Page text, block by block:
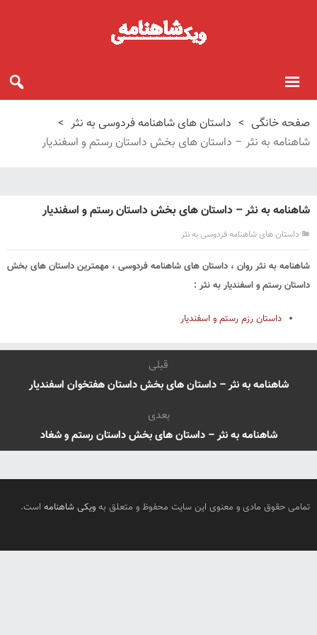
صفحه خانگی > داستان های شاهنامه فردوسی به نثر >
شاهنامه به نثر – داستان های بخش داستان رستم و اسفندیار
شاهنامه به نثر – داستان های بخش داستان رستم و اسفندیار
داستان های شاهنامه فردوسی به نثر
شاهنامه به نثر روان ، داستان های شاهنامه فردوسی ، مهمترین داستان های بخش
داستان رستم و اسفندیار به نثر :
داستان رزم رستم و اسفندیار
قبلی
شاهنامه به نثر – داستان های بخش داستان هفتخوان اسفندیار
بعدی
شاهنامه به نثر – داستان های بخش داستان رستم و شغاد
تمامی حقوق مادی و معنوی این سایت محفوظ و متعلق به ویکی شاهنامه است.